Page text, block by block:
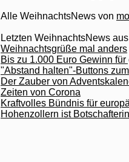
Alle WeihnachtsNews von
Letzten WeihnachtsNews
Weihnachtsgrüße mal anders
Bis zu 1.000 Euro Gewinn
"Abstand halten"-Buttons
Der Zauber von
Zeiten von Corona
Kraftvolles Bündnis für
Hohenzollern ist